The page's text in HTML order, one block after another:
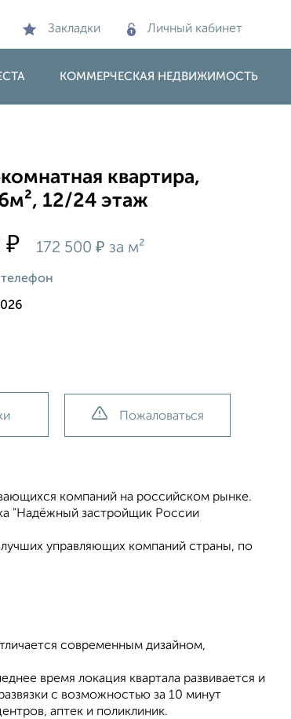
Закладки Личный кабинет
КОММЕРЧЕСКАЯ НЕДВИЖИМОСТЬ
квартира,
12/24 этаж
₽ 172 500₽ за м²
телефон
Пожаловаться
компaний на рocсийcком рынке.
"Haдёжный заcтpойщик Poccии
управляющих компаний страны, по
современным дизайном,
время локация квартала развивается и
с возможностью за 10 минут
аптек и поликлиник.